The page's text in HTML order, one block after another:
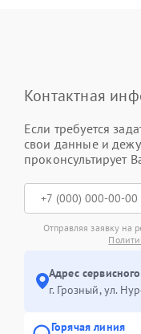
Контактная
Если требуется
свои данные и
проконсультирует
Отправляя заявку на
Адрес
г. Грозный, ул.
Горячая линия